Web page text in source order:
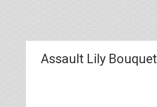
Assault Lily Bouquet